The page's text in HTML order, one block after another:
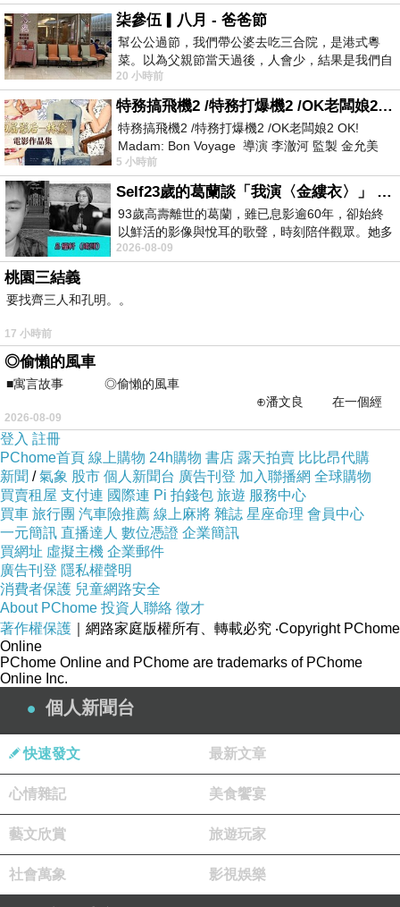
商品訊息功能:
商品訊息描述:
●品味老闆私房典藏廚藝，從醬料調配到食材嚴選，搭配
出絕頂風味
●鄰近陽光運動公園、豬肚山古遺址生態區，享用精緻餐
點再踏青
●平假日、特殊節日皆可使用
柒參伍▎八月 - 爸爸節
幫公公過節，我們帶公婆去吃三合院，是港式粵
菜。以為父親節當天過後，人會少，結果是我們自
己想多了。人陸續地進，滿滿都是人，個人
20 小時前
特務搞飛機2 /特務打爆機2 /OK老闆娘2 OK! Madam: Bon Voyage
特務搞飛機2 /特務打爆機2 /OK老闆娘2 OK!
Madam: Bon Voyage 導演 李澈河 監製 金允美
劇本 申鉉成 主演 嚴正化 朴誠雄
5 小時前
Self23歲的葛蘭談「我演〈金縷衣〉」 #戀上老電影 #粟子 #葛蘭
93歲高壽離世的葛蘭，雖已息影逾60年，卻始終
以鮮活的影像與悅耳的歌聲，時刻陪伴觀眾。她多
才多藝、陽光開朗的形象，不僅保留在電影
2026-08-09
桃園三結義
要找齊三人和孔明。。
17 小時前
◎偷懶的風車
■寓言故事 ◎偷懶的風車
⊕潘文良 在一個經
常颳風的山丘上—&m
2026-08-09
登入 註冊
PChome首頁 線上購物 24h購物 書店 露天拍賣 比比昂代購
新聞 /氣象 股市 個人新聞台 廣告刊登 加入聯播網 全球購物
買賣租屋 支付連 國際連 Pi 拍錢包 旅遊 服務中心
買車 旅行團 汽車險推薦 線上麻將 雜誌 星座命理 會員中心
一元簡訊 直播達人 數位憑證 企業簡訊
買網址 虛擬主機 企業郵件
廣告刊登 隱私權聲明
消費者保護 兒童網路安全
About PChome 投資人聯絡 徵才
著作權保護 ｜網路家庭版權所有、轉載必究 ‧Copyright PChome
Online
PChome Online and PChome are trademarks of PChome
Online Inc.
個人新聞台
快速發文 最新文章
心情雜記 美食饗宴
藝文欣賞 旅遊玩家
社會萬象 影視娛樂